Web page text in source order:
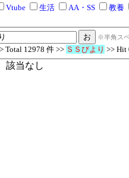
Vtube 生活 AA・SS 教養
※半角ス
Total 12978 件 >> ＳＳびより >> Hit
該当なし